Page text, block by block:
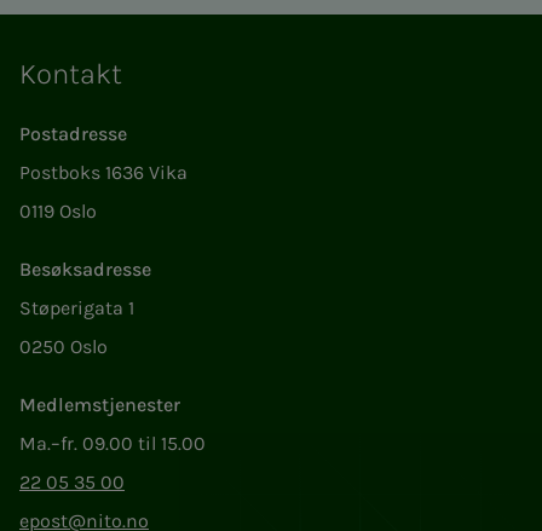
Kontakt
Postadresse
Postboks 1636 Vika
0119 Oslo
Besøksadresse
Støperigata 1
0250 Oslo
Medlemstjenester
Ma.–fr. 09.00 til 15.00
22 05 35 00
epost@nito.no